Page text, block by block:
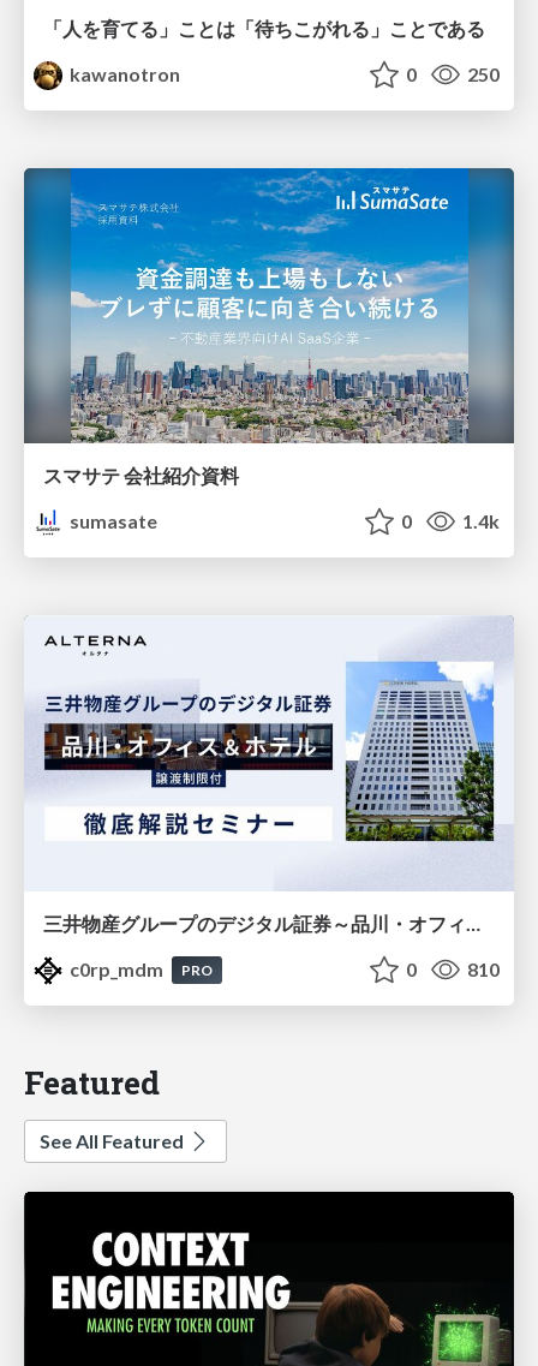
「人を育てる」ことは「待ちこがれる」ことである
kawanotron
0 250
スマサテ 会社紹介資料
sumasate
0 1.4k
c0rp_mdm
PRO 0 810
Featured
See All Featured